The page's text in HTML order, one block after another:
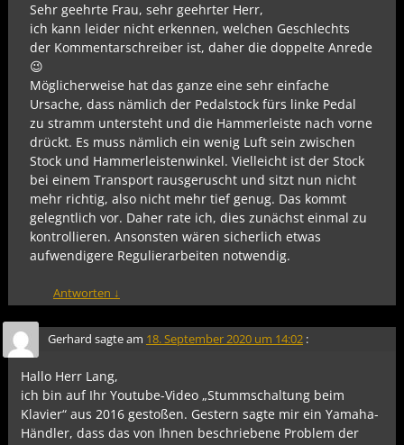
Sehr geehrte Frau, sehr geehrter Herr,
ich kann leider nicht erkennen, welchen Geschlechts
der Kommentarschreiber ist, daher die doppelte Anrede
😉
Möglicherweise hat das ganze eine sehr einfache
Ursache, dass nämlich der Pedalstock fürs linke Pedal
zu stramm untersteht und die Hammerleiste nach vorne
drückt. Es muss nämlich ein wenig Luft sein zwischen
Stock und Hammerleistenwinkel. Vielleicht ist der Stock
bei einem Transport rausgeruscht und sitzt nun nicht
mehr richtig, also nicht mehr tief genug. Das kommt
gelegntlich vor. Daher rate ich, dies zunächst einmal zu
kontrollieren. Ansonsten wären sicherlich etwas
aufwendigere Regulierarbeiten notwendig.
Antworten ↓
Gerhard sagte am 18. September 2020 um 14:02 :
Hallo Herr Lang,
ich bin auf Ihr Youtube-Video „Stummschaltung beim
Klavier“ aus 2016 gestoßen. Gestern sagte mir ein Yamaha-
Händler, dass das von Ihnen beschriebene Problem der